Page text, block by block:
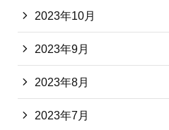
2023年10月
2023年9月
2023年8月
2023年7月